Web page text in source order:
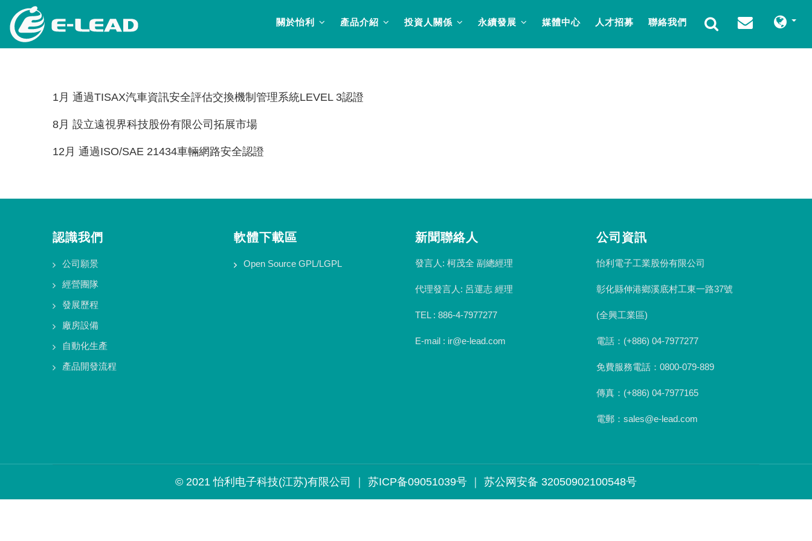
主
關於怡利 產品介紹 投資人關係 永續發展 媒體中心 人才招募 聯絡我們
1月 通過TISAX汽車資訊安全評估交換機制管理系統LEVEL 3認證
8月 設立遠視界科技股份有限公司拓展市場
12月 通過ISO/SAE 21434車輛網路安全認證
認識我們
公司願景
經營團隊
發展歷程
廠房設備
自動化生產
產品開發流程
軟體下載區
Open Source GPL/LGPL
新聞聯絡人
發言人: 柯茂全 副總經理
代理發言人: 呂運志 經理
TEL : 886-4-7977277
E-mail : ir@e-lead.com
公司資訊
怡利電子工業股份有限公司
彰化縣伸港鄉溪底村工東一路37號
(全興工業區)
電話：(+886) 04-7977277
免費服務電話：0800-079-889
傳真：(+886) 04-7977165
電郵：sales@e-lead.com
© 2021 怡利电子科技(江苏)有限公司 ｜ 苏ICP备09051039号 ｜ 苏公网安备 32050902100548号